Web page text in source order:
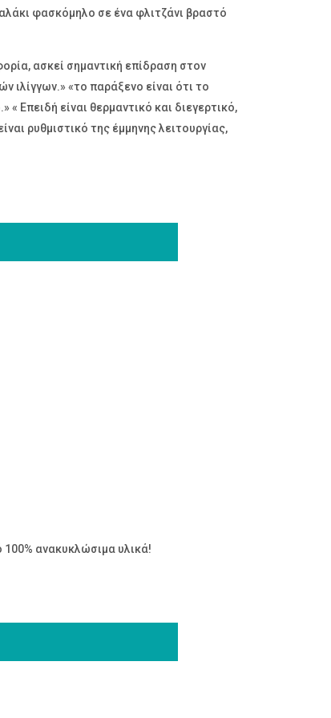
φασκόμηλο σε ένα φλιτζάνι βραστό
ασκεί σημαντική επίδραση στον
ιλίγγων.» «το παράξενο είναι ότι το
Επειδή είναι θερμαντικό και διεγερτικό,
ρυθμιστικό της έμμηνης λειτουργίας,
100% ανακυκλώσιμα υλικά!